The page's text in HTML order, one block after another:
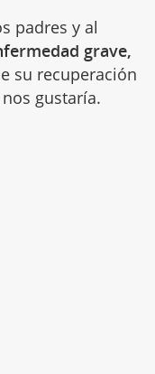
padres y al
grave,
su recuperación
gustaría.